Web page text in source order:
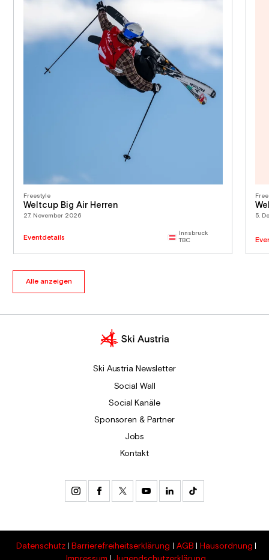
Freestyle
Weltcup Big Air Herren
27. November 2026
Eventdetails
Innsbruck
TBC
5.
Alle anzeigen
Ski Austria Newsletter
Social Wall
Social Kanäle
Sponsoren & Partner
Jobs
Kontakt
Datenschutz Barrierefreiheitserklärung AGB
Hausordnung